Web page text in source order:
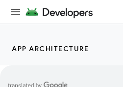
APP ARCHITECTURE